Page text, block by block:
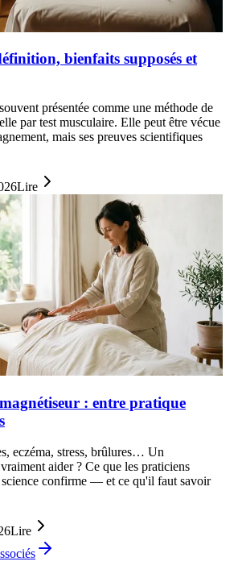
bienfaits supposés et
présentée comme une méthode de
par test musculaire. Elle peut être vécue
mais ses preuves scientifiques
Lire
: entre pratique
eczéma, stress, brûlures… Un
aider ? Ce que les praticiens
confirme — et ce qu'il faut savoir
Lire